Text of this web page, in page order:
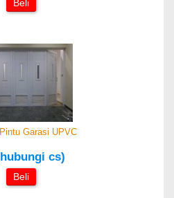
Beli
Garasi UPVC
cs)
Beli